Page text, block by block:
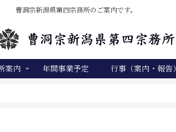
曹洞宗新潟県第四宗務所のご案内です。
案内 年間事業予定 行事（案内・報告）